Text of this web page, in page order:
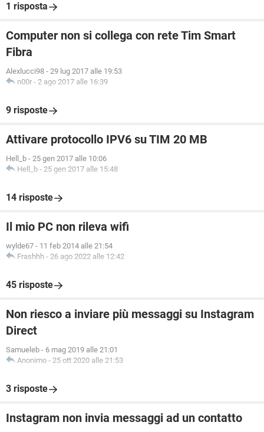
1 risposta
Computer non si collega con rete Tim Smart
Fibra
Alexlucci98 - 29 lug 2017 alle 19:53
n00r - 2 ago 2017 alle 16:39
9 risposte
Attivare protocollo IPV6 su TIM 20 MB
Hell_b - 25 gen 2017 alle 10:06
Hell_b - 25 gen 2017 alle 15:48
14 risposte
Il mio PC non rileva wifi
wylde67 - 11 feb 2014 alle 21:54
Frashhh - 26 ago 2022 alle 12:42
45 risposte
Non riesco a inviare più messaggi su Instagram
Direct
Samueleb - 6 mag 2019 alle 21:01
Anonimo - 25 ott 2020 alle 21:53
3 risposte
Instagram non invia messaggi ad un contatto